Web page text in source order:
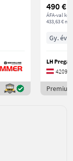
490 €
ÁFA-val
433,63 €
Gy. év
4209